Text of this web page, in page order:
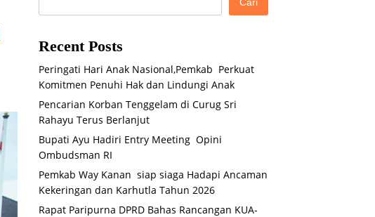
Recent Posts
Peringati Hari Anak Nasional,Pemkab Perkuat
Komitmen Penuhi Hak dan Lindungi Anak
Pencarian Korban Tenggelam di Curug Sri
Rahayu Terus Berlanjut
Bupati Ayu Hadiri Entry Meeting Opini
Ombudsman RI
Pemkab Way Kanan siap siaga Hadapi Ancaman
Kekeringan dan Karhutla Tahun 2026
Rapat Paripurna DPRD Bahas Rancangan KUA-